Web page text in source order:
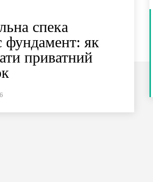
спека
фундамент: як
приватний